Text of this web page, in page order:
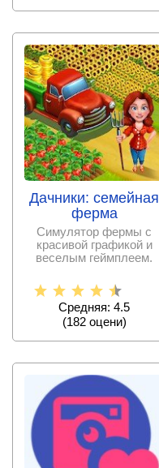
Дачники: семейная
ферма
Симулятор фермы с
красивой графикой и
веселым геймплеем.
Средняя: 4.5
(182оцени)